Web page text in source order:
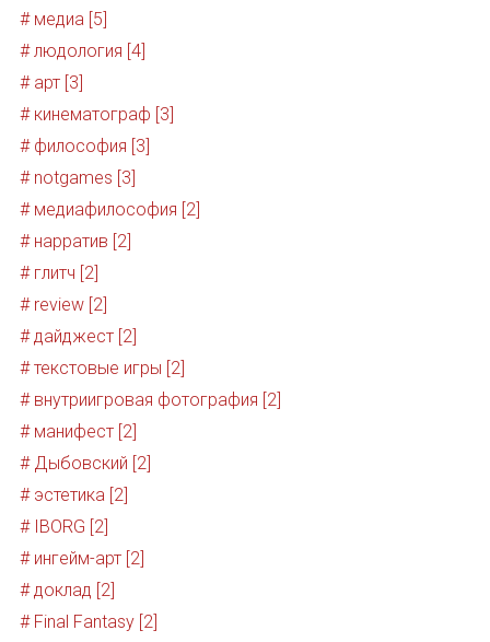
# медиа [5]
# людология [4]
# арт [3]
# кинематограф [3]
# философия [3]
# notgames [3]
# медиафилософия [2]
# нарратив [2]
# глитч [2]
# review [2]
# дайджест [2]
# текстовые игры [2]
# внутриигровая фотография [2]
# манифест [2]
# Дыбовский [2]
# эстетика [2]
# IBORG [2]
# ингейм-арт [2]
# доклад [2]
# Final Fantasy [2]